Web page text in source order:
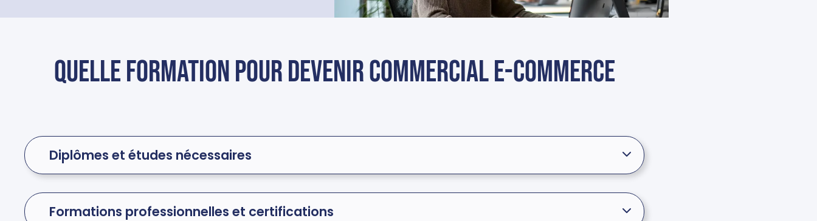
Quelle formation pour devenir commercial e-commerce
Diplômes et études nécessaires
Formations professionnelles et certifications